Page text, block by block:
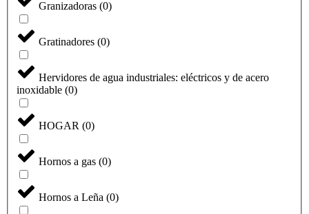
Granizadoras (0)
Gratinadores (0)
Hervidores de agua industriales: eléctricos y de acero
inoxidable (0)
HOGAR (0)
Hornos a gas (0)
Hornos a Leña (0)